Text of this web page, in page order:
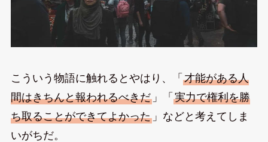
こういう物語に触れるとやはり、「 才能がある人
間はきちんと報われるべきだ」「 実力で権利を勝
ち取ることができてよかった」などと考えてしま
いがちだ。